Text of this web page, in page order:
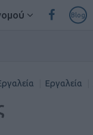
Blog
Εργαλεία